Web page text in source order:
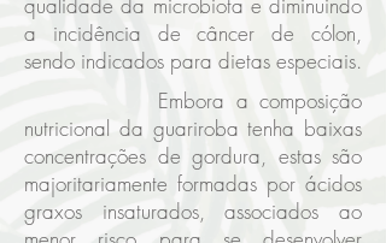
a incidência de câncer de cólon,
sendo indicados para dietas especiais.
Embora a composição
nutricional da guariroba tenha baixas
concentrações de gordura, estas são
majoritariamente formadas por ácidos
graxos insaturados, associados ao